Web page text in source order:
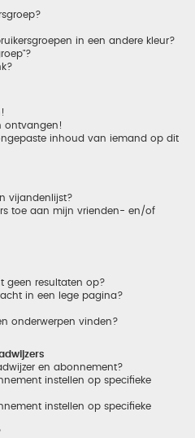
in een andere kleur?
ontvangen!
inhoud van iemand op dit
vijandenlijst?
toe aan mijn vrienden- en/of
geen resultaten op?
in een lege pagina?
onderwerpen vinden?
en abonnement?
instellen op specifieke
instellen op specifieke